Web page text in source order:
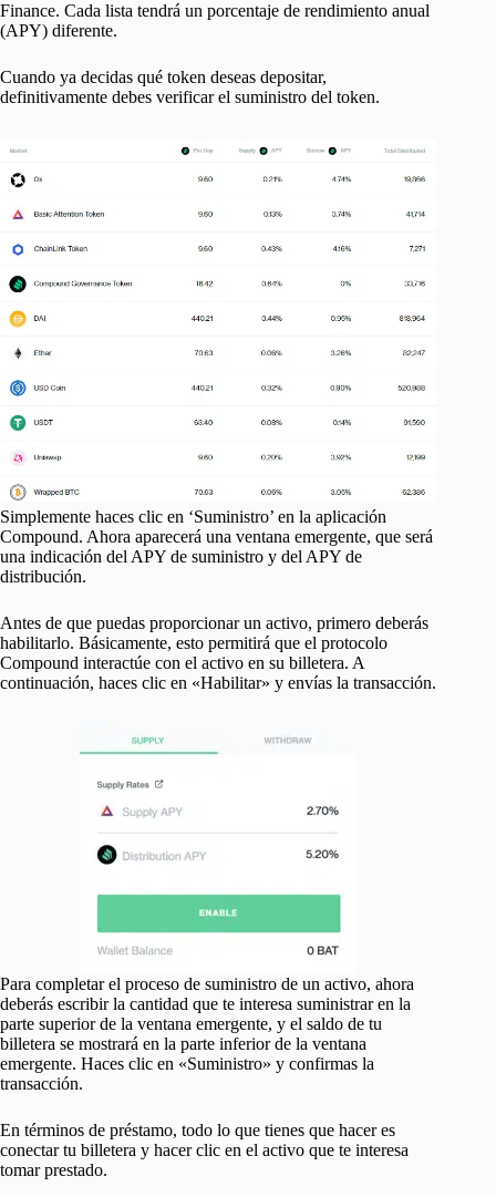
Finance. Cada lista tendrá un porcentaje de rendimiento anual
(APY) diferente.
Cuando ya decidas qué token deseas depositar,
definitivamente debes verificar el suministro del token.
Simplemente haces clic en ‘Suministro’ en la aplicación
Compound. Ahora aparecerá una ventana emergente, que será
una indicación del APY de suministro y del APY de
distribución.
Antes de que puedas proporcionar un activo, primero deberás
habilitarlo. Básicamente, esto permitirá que el protocolo
Compound interactúe con el activo en su billetera. A
continuación, haces clic en «Habilitar» y envías la transacción.
Para completar el proceso de suministro de un activo, ahora
deberás escribir la cantidad que te interesa suministrar en la
parte superior de la ventana emergente, y el saldo de tu
billetera se mostrará en la parte inferior de la ventana
emergente. Haces clic en «Suministro» y confirmas la
transacción.
En términos de préstamo, todo lo que tienes que hacer es
conectar tu billetera y hacer clic en el activo que te interesa
tomar prestado.